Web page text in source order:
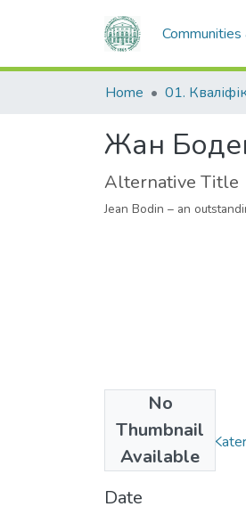
Home
Жан
Alternative Title
Jean Bodin – an
No
Thumbnail
Available
(34.66 KB)
Date